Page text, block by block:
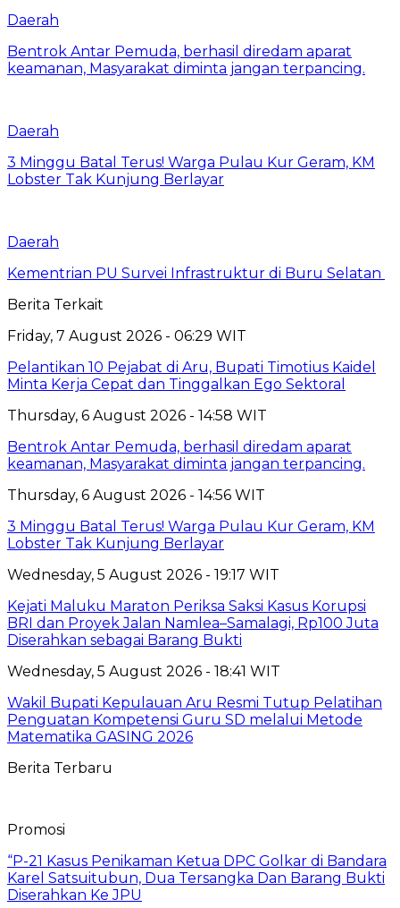
Daerah
Bentrok Antar Pemuda, berhasil diredam aparat
keamanan, Masyarakat diminta jangan terpancing.
Daerah
3 Minggu Batal Terus! Warga Pulau Kur Geram, KM
Lobster Tak Kunjung Berlayar
Daerah
Kementrian PU Survei Infrastruktur di Buru Selatan
Berita Terkait
Friday, 7 August 2026 - 06:29 WIT
Pelantikan 10 Pejabat di Aru, Bupati Timotius Kaidel
Minta Kerja Cepat dan Tinggalkan Ego Sektoral
Thursday, 6 August 2026 - 14:58 WIT
Bentrok Antar Pemuda, berhasil diredam aparat
keamanan, Masyarakat diminta jangan terpancing.
Thursday, 6 August 2026 - 14:56 WIT
3 Minggu Batal Terus! Warga Pulau Kur Geram, KM
Lobster Tak Kunjung Berlayar
Wednesday, 5 August 2026 - 19:17 WIT
Kejati Maluku Maraton Periksa Saksi Kasus Korupsi
BRI dan Proyek Jalan Namlea–Samalagi, Rp100 Juta
Diserahkan sebagai Barang Bukti
Wednesday, 5 August 2026 - 18:41 WIT
Wakil Bupati Kepulauan Aru Resmi Tutup Pelatihan
Penguatan Kompetensi Guru SD melalui Metode
Matematika GASING 2026
Berita Terbaru
Promosi
“P-21 Kasus Penikaman Ketua DPC Golkar di Bandara
Karel Satsuitubun, Dua Tersangka Dan Barang Bukti
Diserahkan Ke JPU